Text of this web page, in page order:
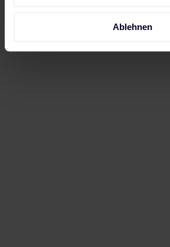
Ablehnen